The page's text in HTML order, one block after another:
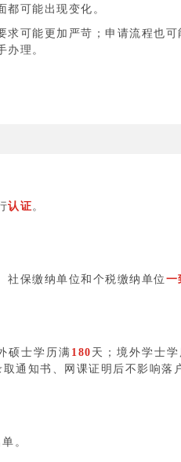
可能出现变化。
求可能更加严苛；申请流程也
办理。
认证。
社保缴纳单位和个税缴纳单位 一
硕士学历满180 天；境外学士学
通知书、网课证明后不影响落
。